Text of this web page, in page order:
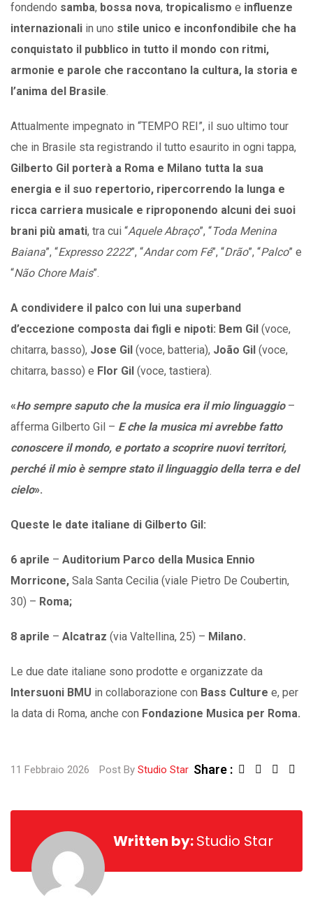
fondendo samba, bossa nova, tropicalismo e influenze
internazionali in uno stile unico e inconfondibile che ha
conquistato il pubblico in tutto il mondo con ritmi,
armonie e parole che raccontano la cultura, la storia e
l’anima del Brasile.
Attualmente impegnato in “TEMPO REI”, il suo ultimo tour
che in Brasile sta registrando il tutto esaurito in ogni tappa,
Gilberto Gil porterà a Roma e Milano tutta la sua
energia e il suo repertorio, ripercorrendo la lunga e
ricca carriera musicale e riproponendo alcuni dei suoi
brani più amati, tra cui “Aquele Abraço”, “Toda Menina
Baiana”, “Expresso 2222”, “Andar com Fé”, “Drão”, “Palco” e
“Não Chore Mais”.
A condividere il palco con lui una superband
d’eccezione composta dai figli e nipoti: Bem Gil (voce,
chitarra, basso), Jose Gil (voce, batteria), João Gil (voce,
chitarra, basso) e Flor Gil (voce, tastiera).
«Ho sempre saputo che la musica era il mio linguaggio –
afferma Gilberto Gil – E che la musica mi avrebbe fatto
conoscere il mondo, e portato a scoprire nuovi territori,
perché il mio è sempre stato il linguaggio della terra e del
cielo».
Queste le date italiane di Gilberto Gil:
6 aprile – Auditorium Parco della Musica Ennio
Morricone, Sala Santa Cecilia (viale Pietro De Coubertin,
30) – Roma;
8 aprile – Alcatraz (via Valtellina, 25) – Milano.
Le due date italiane sono prodotte e organizzate da
Intersuoni BMU in collaborazione con Bass Culture e, per
la data di Roma, anche con Fondazione Musica per Roma.
11 Febbraio 2026 Post By Studio Star Share :
Written by:Studio Star